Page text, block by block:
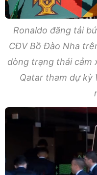
Ronaldo đăng tải
CĐV Bồ Đào Nha
dòng trạng thái cảm
Qatar tham dự kỳ